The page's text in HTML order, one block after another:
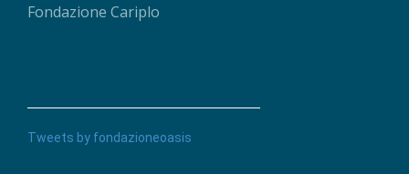
Fondazione Cariplo
Tweets by fondazioneoasis